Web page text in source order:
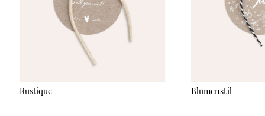
Rustique Blumenstil